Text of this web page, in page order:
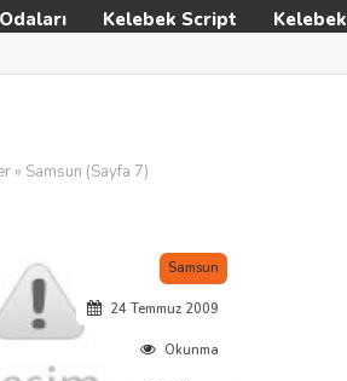
Kelebek Script
» Samsun (Sayfa 7)
Samsun
24 Temmuz 2009
Okunma